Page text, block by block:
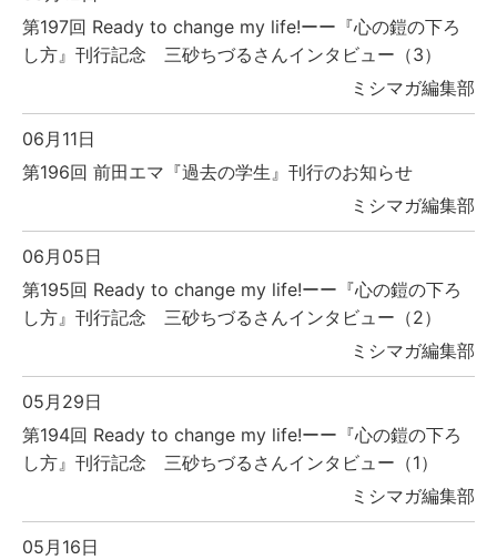
第197回 Ready to change my life!ーー『心の鎧の下ろ
し方』刊行記念 三砂ちづるさんインタビュー（3）
ミシマガ編集部
06月11日
第196回 前田エマ『過去の学生』刊行のお知らせ
ミシマガ編集部
06月05日
第195回 Ready to change my life!ーー『心の鎧の下ろ
し方』刊行記念 三砂ちづるさんインタビュー（2）
ミシマガ編集部
05月29日
第194回 Ready to change my life!ーー『心の鎧の下ろ
し方』刊行記念 三砂ちづるさんインタビュー（1）
ミシマガ編集部
05月16日